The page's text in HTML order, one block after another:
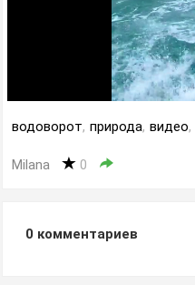
водоворот, природа, видео,
Milana 0
0 комментариев